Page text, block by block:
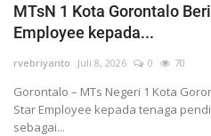
MTsN 1 Kota Gorontalo
Employee kepada...
rvebriyanto Juli 8, 2026 0 70
Gorontalo – MTs Negeri 1 Kota
Star Employee kepada tenaga
sebagai...